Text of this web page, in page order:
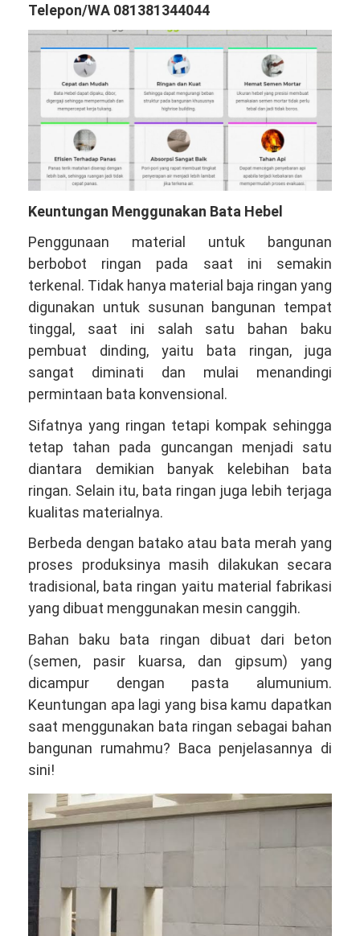
Telepon/WA 081381344044
Keuntungan Menggunakan Bata Hebel
Penggunaan material untuk bangunan
berbobot ringan pada saat ini semakin
terkenal. Tidak hanya material baja ringan yang
digunakan untuk susunan bangunan tempat
tinggal, saat ini salah satu bahan baku
pembuat dinding, yaitu bata ringan, juga
sangat diminati dan mulai menandingi
permintaan bata konvensional.
Sifatnya yang ringan tetapi kompak sehingga
tetap tahan pada guncangan menjadi satu
diantara demikian banyak kelebihan bata
ringan. Selain itu, bata ringan juga lebih terjaga
kualitas materialnya.
Berbeda dengan batako atau bata merah yang
proses produksinya masih dilakukan secara
tradisional, bata ringan yaitu material fabrikasi
yang dibuat menggunakan mesin canggih.
Bahan baku bata ringan dibuat dari beton
(semen, pasir kuarsa, dan gipsum) yang
dicampur dengan pasta alumunium.
Keuntungan apa lagi yang bisa kamu dapatkan
saat menggunakan bata ringan sebagai bahan
bangunan rumahmu? Baca penjelasannya di
sini!